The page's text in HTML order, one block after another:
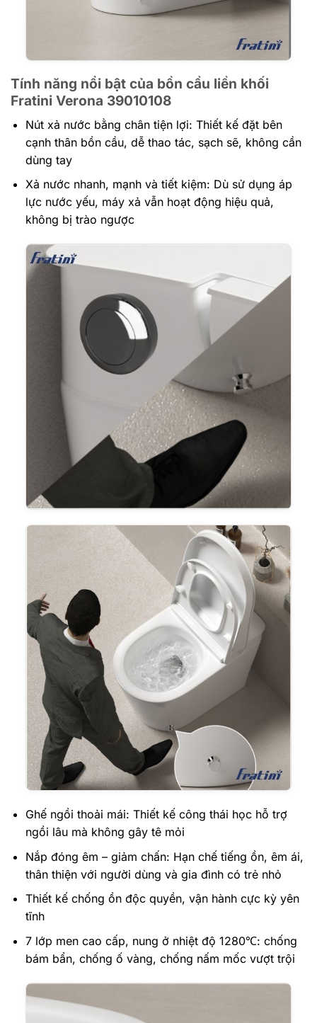
Tính năng nổi bật của bồn cầu liền khối
Fratini Verona 39010108
Nút xả nước bằng chân tiện lợi: Thiết kế đặt bên
cạnh thân bồn cầu, dễ thao tác, sạch sẽ, không cần
dùng tay
Xả nước nhanh, mạnh và tiết kiệm: Dù sử dụng áp
lực nước yếu, máy xả vẫn hoạt động hiệu quả,
không bị trào ngược
Ghế ngồi thoải mái: Thiết kế công thái học hỗ trợ
ngồi lâu mà không gây tê mỏi
Nắp đóng êm – giảm chấn: Hạn chế tiếng ồn, êm ái,
thân thiện với người dùng và gia đình có trẻ nhỏ
Thiết kế chống ồn độc quyền, vận hành cực kỳ yên
tĩnh
7 lớp men cao cấp, nung ở nhiệt độ 1280℃: chống
bám bẩn, chống ố vàng, chống nấm mốc vượt trội